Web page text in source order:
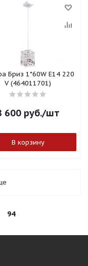
Бриз 1*60W E14 220
V (464011701)
600руб./шт
В корзину
94